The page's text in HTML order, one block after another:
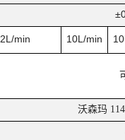
2L/min 10L/min
沃森玛